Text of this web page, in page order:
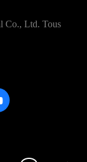
Co., Ltd. Tous